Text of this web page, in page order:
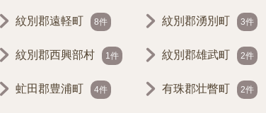
紋別郡遠軽町 8件 紋別郡湧別町 3件
紋別郡西興部村 1件 紋別郡雄武町 2件
虻田郡豊浦町 4件 有珠郡壮瞥町 2件